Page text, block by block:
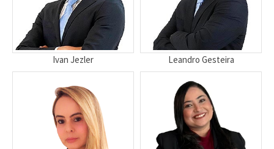
Ivan Jezler Leandro Gesteira